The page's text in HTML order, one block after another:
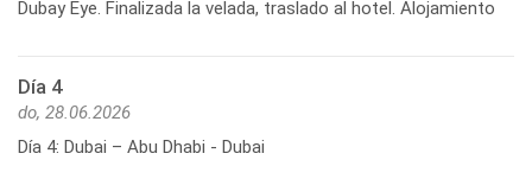
Dubay Eye. Finalizada la velada, traslado al hotel. Alojamiento
Día 4
do, 28.06.2026
Día 4: Dubai – Abu Dhabi - Dubai